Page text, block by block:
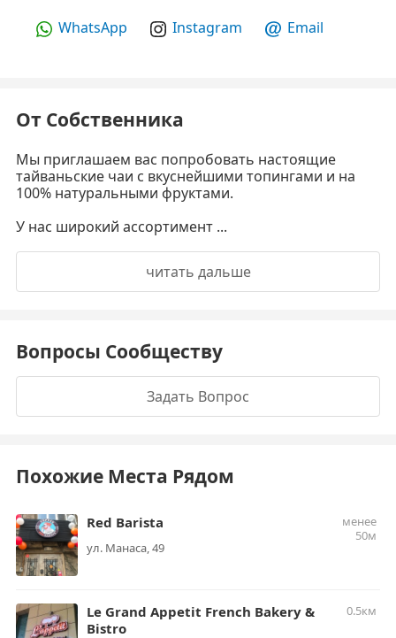
WhatsApp Instagram Email
От Собственника
Мы приглашаем вас попробовать настоящие
тайваньские чаи с вкуснейшими топингами и на
100% натуральными фруктами.
У нас широкий ассортимент ...
читать дальше
Вопросы Сообществу
Задать Вопрос
Похожие Места Рядом
Red Barista
менее
50м
ул. Манаса, 49
Le Grand Appetit French Bakery &
Bistro
0.5км